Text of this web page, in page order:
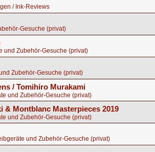
/ Ink-Reviews
Gesuche (privat)
und Zubehör-Gesuche (privat)
Zubehör-Gesuche (privat)
/ Tomihiro Murakami
und Zubehör-Gesuche (privat)
Montblanc Masterpieces 2019
und Zubehör-Gesuche (privat)
und Zubehör-Gesuche (privat)